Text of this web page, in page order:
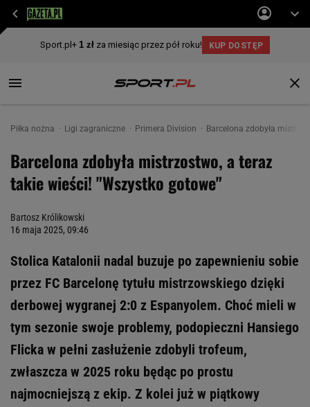
Piłka nożna Ligi zagraniczne Primera Division Barcelona zdobyła
Barcelona zdobyła mistrzostwo, a teraz
takie wieści! "Wszystko gotowe"
Bartosz Królikowski
16 maja 2025, 09:46
Stolica Katalonii nadal buzuje po zapewnieniu sobie
przez FC Barcelonę tytułu mistrzowskiego dzięki
derbowej wygranej 2:0 z Espanyolem. Choć mieli w
tym sezonie swoje problemy, podopieczni Hansiego
Flicka w pełni zasłużenie zdobyli trofeum,
zwłaszcza w 2025 roku będąc po prostu
najmocniejszą z ekip. Z kolei już w piątkowy